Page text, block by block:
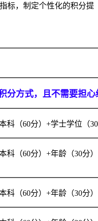
标，制定个性化的积分提
分方式，且不需要担
科（60分）+学士学位（
科（60分）+年龄（30分
科（60分）+年龄（30分